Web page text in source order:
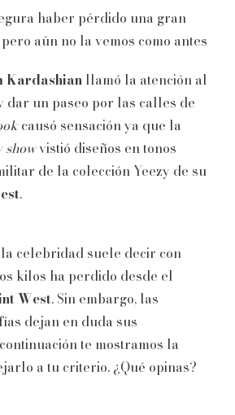
haber pérdido una gran
aún no la vemos como antes
Kardashian llamó la atención al
dar un paseo por las calles de
causó sensación ya que la
showvistió diseños en tonos
de la colección Yeezy de su
.
la celebridad suele decir con
kilos ha perdido desde el
West. Sin embargo, las
dejan en duda sus
te mostramos la
a tu criterio. ¿Qué opinas?